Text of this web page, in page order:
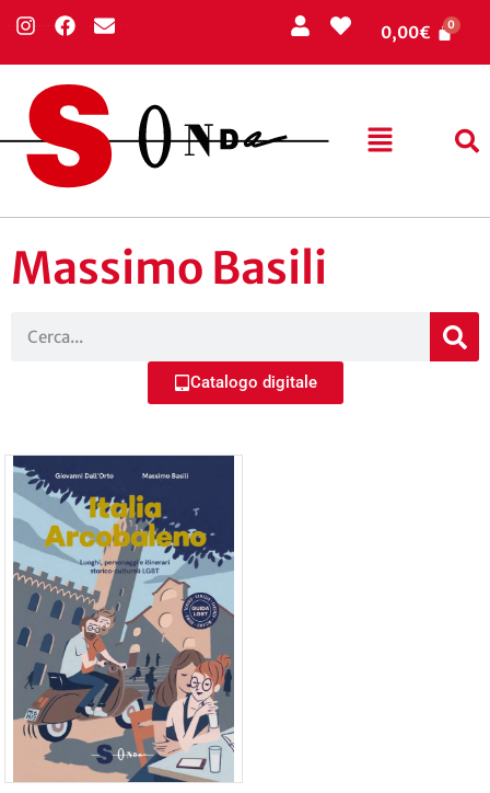
0,00€
Massimo Basili
Catalogo digitale